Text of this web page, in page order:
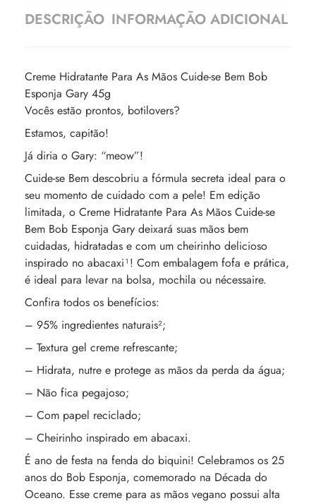
DESCRIÇÃO INFORMAÇÃO ADICIONAL
Creme Hidratante Para As Mãos Cuide-se Bem Bob
Esponja Gary 45g
Vocês estão prontos, botilovers?
Estamos, capitão!
Já diria o Gary: “meow”!
Cuide-se Bem descobriu a fórmula secreta ideal para o
seu momento de cuidado com a pele! Em edição
limitada, o Creme Hidratante Para As Mãos Cuide-se
Bem Bob Esponja Gary deixará suas mãos bem
cuidadas, hidratadas e com um cheirinho delicioso
inspirado no abacaxi¹! Com embalagem fofa e prática,
é ideal para levar na bolsa, mochila ou nécessaire.
Confira todos os benefícios:
– 95% ingredientes naturais²;
– Textura gel creme refrescante;
– Hidrata, nutre e protege as mãos da perda da água;
– Não fica pegajoso;
– Com papel reciclado;
– Cheirinho inspirado em abacaxi.
É ano de festa na fenda do biquini! Celebramos os 25
anos do Bob Esponja, comemorado na Década do
Oceano. Esse creme para as mãos vegano possui alta